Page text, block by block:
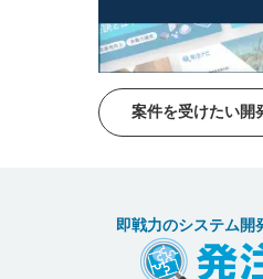
案件を受けたい開
即戦力のシステム開